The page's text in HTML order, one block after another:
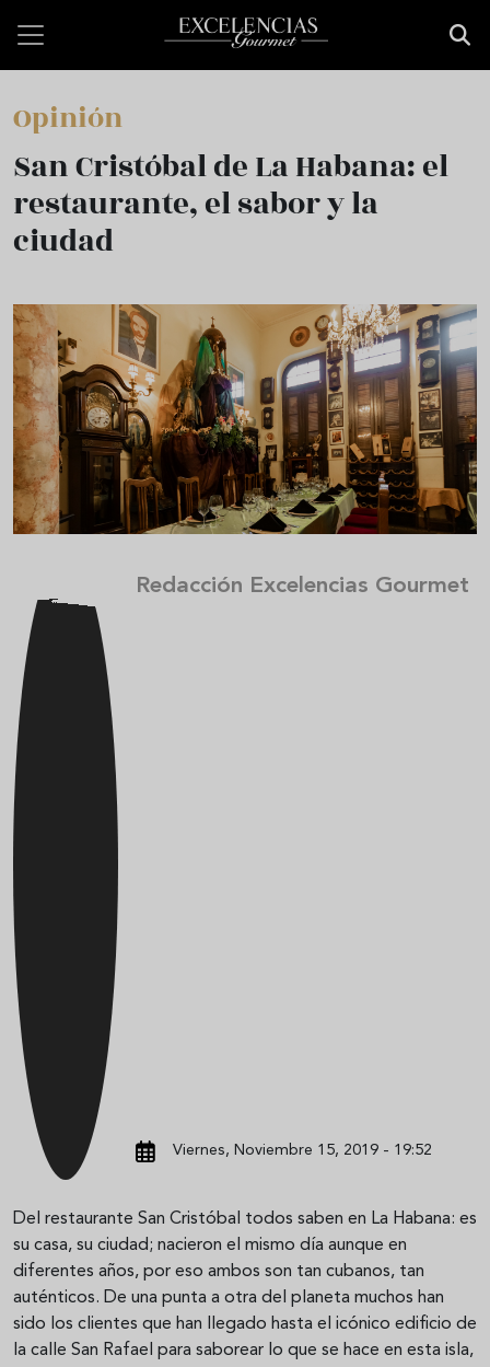
Opinión
San Cristóbal de La Habana: el
restaurante, el sabor y la
ciudad
Redacción Excelencias Gourmet
Viernes, Noviembre 15, 2019 - 19:52
Del restaurante San Cristóbal todos saben en La Habana: es
su casa, su ciudad; nacieron el mismo día aunque en
diferentes años, por eso ambos son tan cubanos, tan
auténticos. De una punta a otra del planeta muchos han
sido los clientes que han llegado hasta el icónico edificio de
la calle San Rafael para saborear lo que se hace en esta isla,